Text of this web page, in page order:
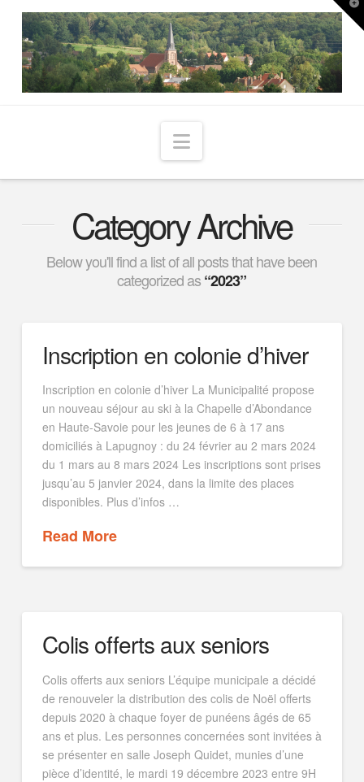
Navigation
Category Archive
Below you'll find a list of all posts that have been
categorized as“2023”
Inscription en colonie d’hiver
Inscription en colonie d’hiver La Municipalité propose
un nouveau séjour au ski à la Chapelle d’Abondance
en Haute-Savoie pour les jeunes de 6 à 17 ans
domiciliés à Lapugnoy : du 24 février au 2 mars 2024
du 1 mars au 8 mars 2024 Les inscriptions sont prises
jusqu’au 5 janvier 2024, dans la limite des places
disponibles. Plus d’infos …
Read More
Colis offerts aux seniors
Colis offerts aux seniors L’équipe municipale a décidé
de renouveler la distribution des colis de Noël offerts
depuis 2020 à chaque foyer de punéens âgés de 65
ans et plus. Les personnes concernées sont invitées à
se présenter en salle Joseph Quidet, munies d’une
pièce d’identité, le mardi 19 décembre 2023 entre 9H